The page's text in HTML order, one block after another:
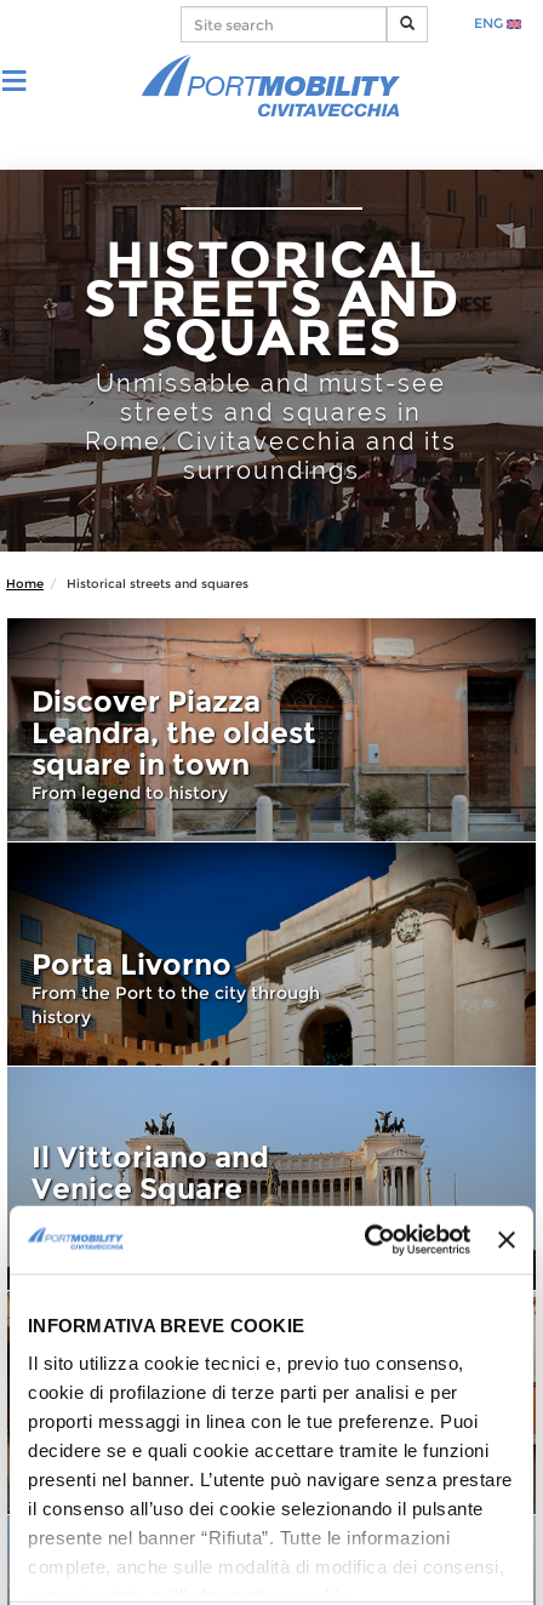
INFORMATIVA BREVE COOKIE
Il sito utilizza cookie tecnici e, previo tuo consenso,
cookie di profilazione di terze parti per analisi e per
proporti messaggi in linea con le tue preferenze. Puoi
decidere se e quali cookie accettare tramite le funzioni
presenti nel banner. L’utente può navigare senza prestare
il consenso all’uso dei cookie selezionando il pulsante
presente nel banner “Rifiuta”. Tutte le informazioni
complete, anche sulle modalità di modifica dei consensi,
ENG
HISTORICAL
STREETS AND
SQUARES
Unmissable and must-see
streets and squares in
Rome, Civitavecchia and its
surroundings
Home Historical streets and squares
Discover Piazza
Leandra, the oldest
square in town
From legend to history
Porta Livorno
From the Port to the city through
history
Il Vittoriano and
Venice Square
heart of Rome
Civitavecchia's Old
Town Centre
Where, how and why: advices and
useful information to explore the city